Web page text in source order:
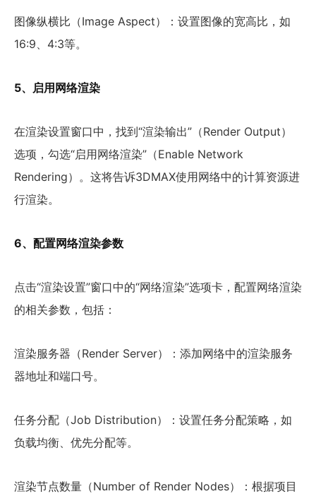
图像纵横比（Image Aspect）：设置图像的宽高比，如
16:9、4:3等。
5、启用网络渲染
在渲染设置窗口中，找到“渲染输出”（Render Output）
选项，勾选“启用网络渲染”（Enable Network
Rendering）。这将告诉3DMAX使用网络中的计算资源进
行渲染。
6、配置网络渲染参数
点击“渲染设置”窗口中的“网络渲染”选项卡，配置网络渲染
的相关参数，包括：
渲染服务器（Render Server）：添加网络中的渲染服务
器地址和端口号。
任务分配（Job Distribution）：设置任务分配策略，如
负载均衡、优先分配等。
渲染节点数量（Number of Render Nodes）：根据项目